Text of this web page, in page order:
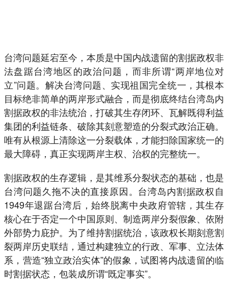
台湾问题延宕至今，本质是中国内战遗留的割据政权非
法盘踞台湾地区的政治问题，而非所谓“两岸地位对
立”问题。解决台湾问题、实现祖国完全统一，其根本
目标绝非简单的两岸形式融合，而是彻底终结台湾岛内
割据政权的非法统治，打破其生存闭环、瓦解既得利益
集团的利益链条、破除其刻意塑造的分裂式政治正确。
唯有从根源上清除这一分裂载体，才能扫除国家统一的
最大障碍，真正实现两岸主权、治权的完整统一。
割据政权的生存逻辑，是其维系分裂状态的基础，也是
台湾问题久拖不决的直接原因。台湾岛内割据政权自
1949年退踞台湾后，始终脱离中央政府管辖，其生存
核心在于否定一个中国原则、制造两岸分裂假象、依附
外部势力庇护。为了维持割据统治，该政权长期刻意割
裂两岸历史联结，通过构建独立的行政、军事、立法体
系，营造“独立政治实体”的假象，试图将内战遗留的临
时割据状态，包装成所谓“既定事实”。